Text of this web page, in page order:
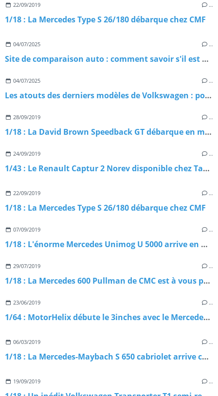
22/09/2019 …
1/18 : La Mercedes Type S 26/180 débarque chez CMF
04/07/2025 …
Site de comparaison auto : comment savoir s'il est digne de confiance ?
04/07/2025 …
Les atouts des derniers modèles de Volkswagen : pourquoi les choisir ?
28/09/2019 …
1/18 : La David Brown Speedback GT débarque en miniature
24/09/2019 …
1/43 : Le Renault Captur 2 Norev disponible chez Tacot
22/09/2019 …
1/18 : La Mercedes Type S 26/180 débarque chez CMF
07/09/2019 …
1/18 : L'énorme Mercedes Unimog U 5000 arrive en miniature
29/07/2019 …
1/18 : La Mercedes 600 Pullman de CMC est à vous pour 759 €
23/06/2019 …
1/64 : MotorHelix débute le 3inches avec le Mercedes G 63 AMG
06/03/2019 …
1/18 : La Mercedes-Maybach S 650 cabriolet arrive chez Norev
19/09/2019 …